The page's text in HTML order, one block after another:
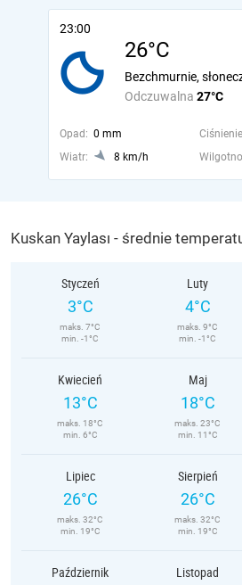
23:00
26°C
Odczuwalna 27°C
Bezchmurnie,
Opad: 0 mm
Wiatr:
8 km/h
Kuskan Yaylası - średnie
Styczeń
3°C
maks. 7°C
min. -1°C
Luty
4°C
maks. 9°C
min. -1°C
Kwiecień
13°C
maks. 18°C
min. 6°C
Maj
18°C
maks. 23°C
min. 11°C
Lipiec
26°C
maks. 32°C
min. 19°C
Sierpień
26°C
maks. 32°C
min. 19°C
Październik Listopad